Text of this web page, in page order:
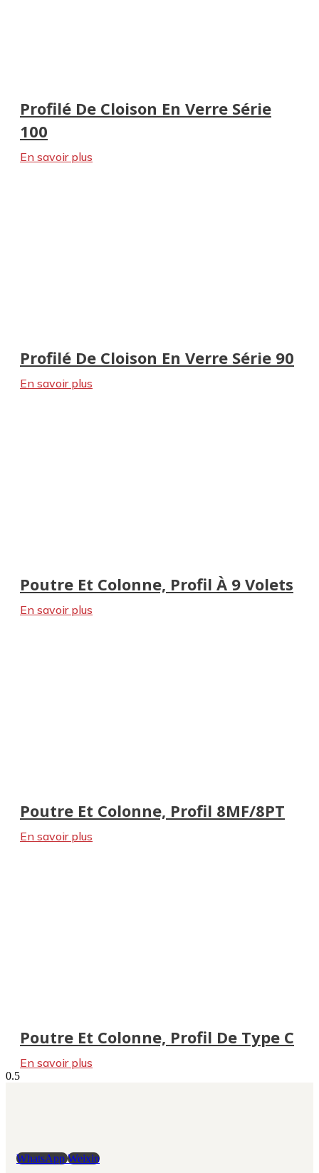
Profilé De Cloison En Verre Série
100
En savoir plus
Profilé De Cloison En Verre Série 90
En savoir plus
Poutre Et Colonne, Profil À 9 Volets
En savoir plus
Poutre Et Colonne, Profil 8MF/8PT
En savoir plus
Poutre Et Colonne, Profil De Type C
En savoir plus
WhatsApp Weixin